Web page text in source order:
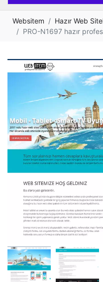
Websitem
Hazır Web
PRO-N1697 hazır